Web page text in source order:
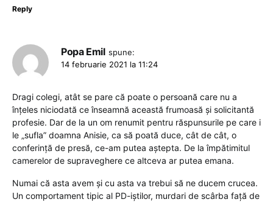
Reply
Popa Emil spune:
14 februarie 2021 la 11:24
Dragi colegi, atât se pare că poate o persoană care nu a
înțeles niciodată ce înseamnă această frumoasă și solicitantă
profesie. Dar de la un om renumit pentru răspunsurile pe care i
le „sufla” doamna Anisie, ca să poată duce, cât de cât, o
conferință de presă, ce-am putea aștepta. De la împătimitul
camerelor de supraveghere ce altceva ar putea emana.
Numai că asta avem și cu asta va trebui să ne ducem crucea.
Un comportament tipic al PD-iștilor, murdari de scârba față de